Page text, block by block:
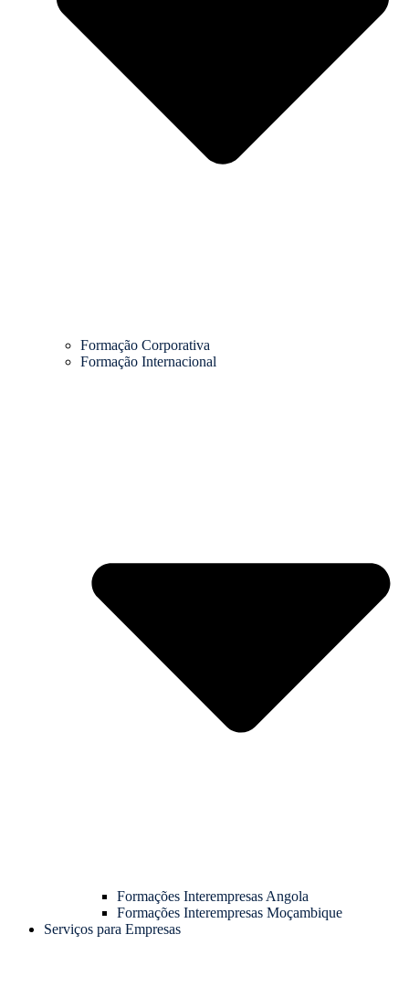
Formação Corporativa
Formação Internacional
Formações Interempresas Angola
Formações Interempresas Moçambique
Serviços para Empresas